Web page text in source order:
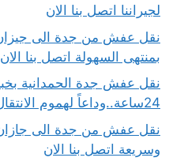
لجيراننا اتصل بنا الان
بمنتهى السهولة اتصل بنا الان
24ساعة..وداعاً لهموم الانتقال
وسريعة اتصل بنا الان